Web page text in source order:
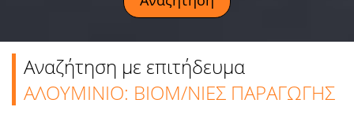
Αναζήτηση με επιτήδευμα
ΑΛΟΥΜΙΝΙΟ: ΒΙΟΜ/ΝΙΕΣ ΠΑΡΑΓΩΓΗΣ